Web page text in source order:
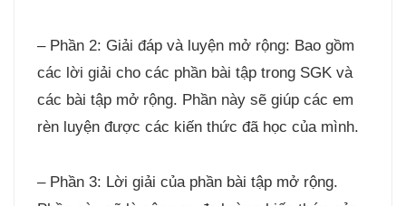
– Phần 2: Giải đáp và luyện mở rộng: Bao gồm
các lời giải cho các phần bài tập trong SGK và
các bài tập mở rộng. Phần này sẽ giúp các em
rèn luyện được các kiến thức đã học của mình.
– Phần 3: Lời giải của phần bài tập mở rộng.